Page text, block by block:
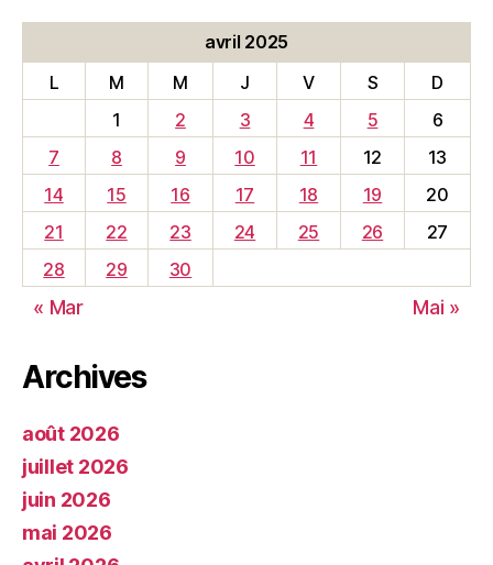
avril 2025
L
M M J V S
D
1
2 3 4 5
6
7
8 9 10 11 12
13
14
15 16 17 18 19
20
21
22 23 24 25 26
27
28
29 30
« Mar Mai »
Archives
août 2026
juillet 2026
juin 2026
mai 2026